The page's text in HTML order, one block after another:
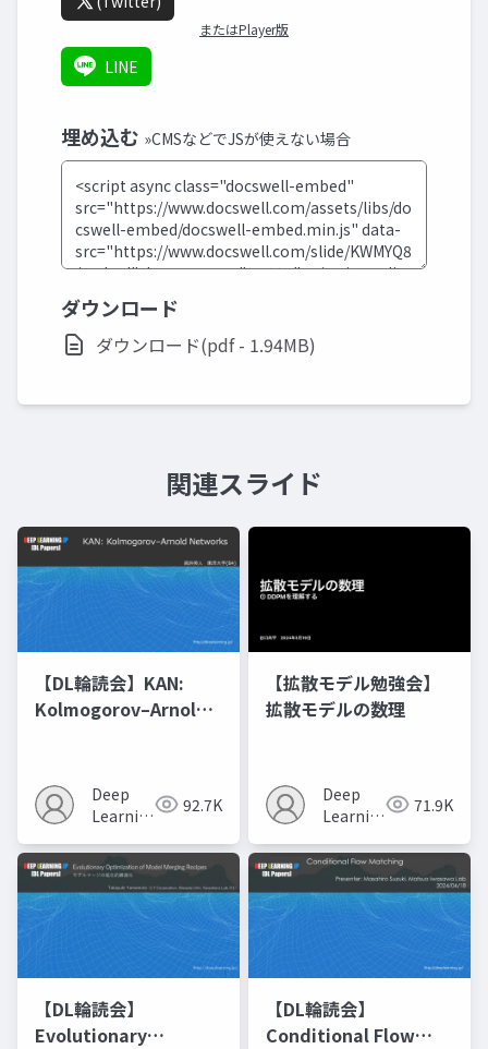
またはPlayer版
LINE
埋め込む »CMSなどでJSが使えない場合
ダウンロード
ダウンロード(pdf - 1.94MB)
関連スライド
【DL輪読会】KAN:
Kolmogorov–Arnold
Deep
Learning
92.7K
【拡散モデル勉強会】
拡散モデルの数理
Deep
Learning
71.9K
【DL輪読会】
Evolutionary
【DL輪読会】
Conditional Flow